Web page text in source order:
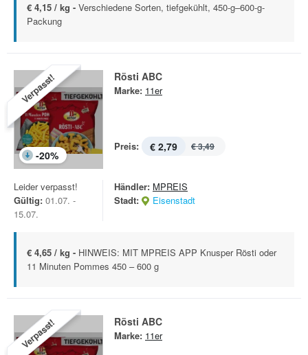
€ 4,15 / kg - Verschiedene Sorten, tiefgekühlt, 450-g–600-g-
Packung
Verpasst!
-20%
Rösti ABC
Marke: 11er
Preis: € 2,79 € 3,49
Leider verpasst!
Gültig: 01.07. -
15.07.
Händler: MPREIS
Stadt:
Eisenstadt
€ 4,65 / kg - HINWEIS: MIT MPREIS APP Knusper Rösti oder
11 Minuten Pommes 450 – 600 g
Verpasst! Rösti ABC
Marke: 11er